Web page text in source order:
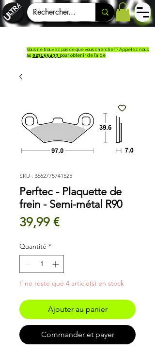
Vous ne trouvez pas ce que vous chercher ? Appelez nous
au 023155433 pour obtenir de l'aide
SKU : 3662775741525
Perftec - Plaquette de
frein - Semi-métal R90
39,99 €Prix
Quantité *
Il ne reste que 4 article(s) en stock
Ajouter au panier
Commander et payer